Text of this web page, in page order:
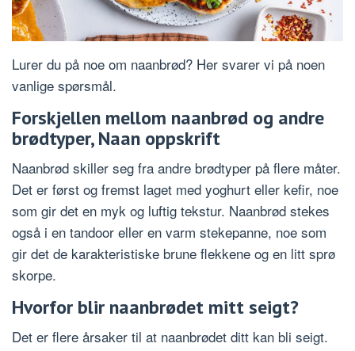
Lurer du på noe om naanbrød? Her svarer vi på noen
vanlige spørsmål.
Forskjellen mellom naanbrød og andre
brødtyper, Naan oppskrift
Naanbrød skiller seg fra andre brødtyper på flere måter.
Det er først og fremst laget med yoghurt eller kefir, noe
som gir det en myk og luftig tekstur. Naanbrød stekes
også i en tandoor eller en varm stekepanne, noe som
gir det de karakteristiske brune flekkene og en litt sprø
skorpe.
Hvorfor blir naanbrødet mitt seigt?
Det er flere årsaker til at naanbrødet ditt kan bli seigt.